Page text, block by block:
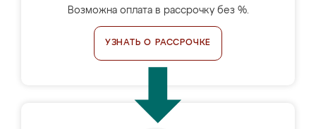
Возможна оплата в рассрочку без %.
УЗНАТЬ О РАССРОЧКЕ